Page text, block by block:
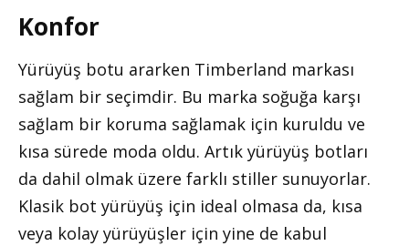
Konfor
Yürüyüş botu ararken Timberland markası
sağlam bir seçimdir. Bu marka soğuğa karşı
sağlam bir koruma sağlamak için kuruldu ve
kısa sürede moda oldu. Artık yürüyüş botları
da dahil olmak üzere farklı stiller sunuyorlar.
Klasik bot yürüyüş için ideal olmasa da, kısa
veya kolay yürüyüşler için yine de kabul